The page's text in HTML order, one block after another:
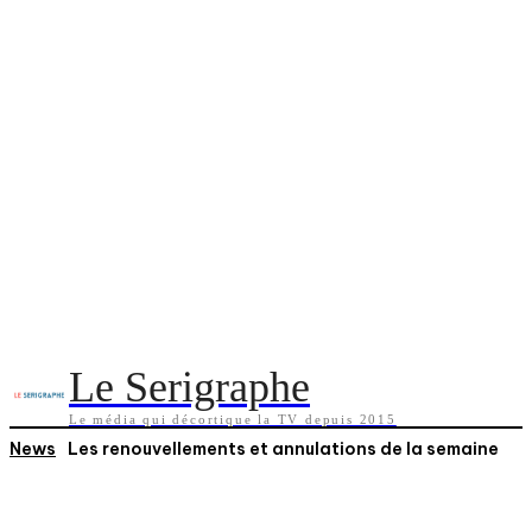
Le Serigraphe
Le média qui décortique la TV depuis 2015
News Les renouvellements et annulations de la semaine